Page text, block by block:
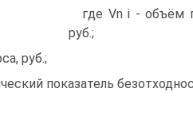
где Vn i - объём
руб.;
руб.;
показатель